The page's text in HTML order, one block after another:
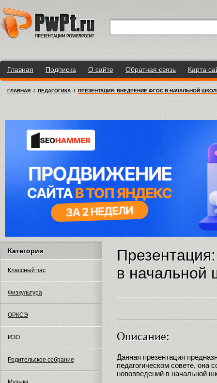
Главная Подписка О сайте Обратная связь Карта
ГЛАВНАЯ / ПЕДАГОГИКА / ПРЕЗЕНТАЦИЯ: ВНЕДРЕНИЕ ФГОС В НАЧАЛЬНОЙ
Категории
Классный час
Физкультура
ОРКСЭ
ИЗО
Родительское собрание
в начальной
Описание:
Данная презентация
педагогическом совете, она
нововведений в начальной